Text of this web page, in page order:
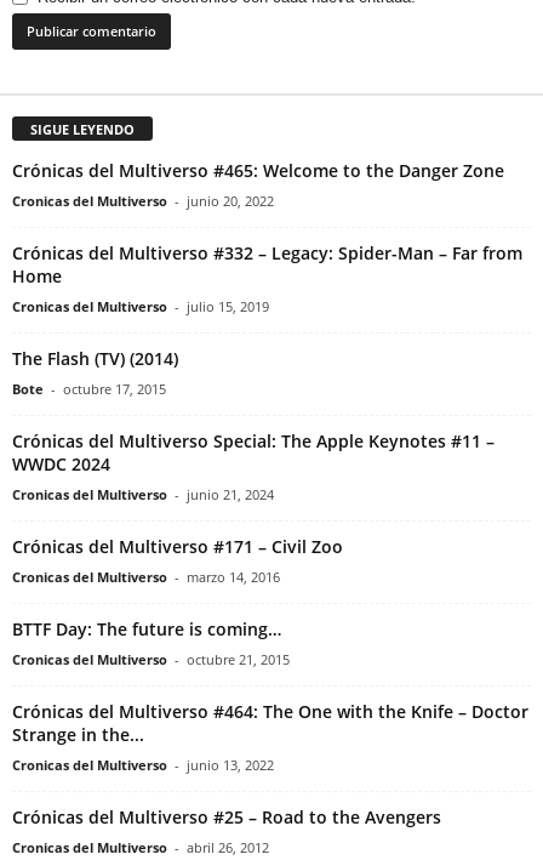
SIGUE LEYENDO
Crónicas del Multiverso #465: Welcome to the Danger Zone
Cronicas del Multiverso - junio 20, 2022
Crónicas del Multiverso #332 – Legacy: Spider-Man – Far from
Home
Cronicas del Multiverso - julio 15, 2019
The Flash (TV) (2014)
Bote - octubre 17, 2015
Crónicas del Multiverso Special: The Apple Keynotes #11 –
WWDC 2024
Cronicas del Multiverso - junio 21, 2024
Crónicas del Multiverso #171 – Civil Zoo
Cronicas del Multiverso - marzo 14, 2016
BTTF Day: The future is coming…
Cronicas del Multiverso - octubre 21, 2015
Crónicas del Multiverso #464: The One with the Knife – Doctor
Strange in the...
Cronicas del Multiverso - junio 13, 2022
Crónicas del Multiverso #25 – Road to the Avengers
Cronicas del Multiverso - abril 26, 2012